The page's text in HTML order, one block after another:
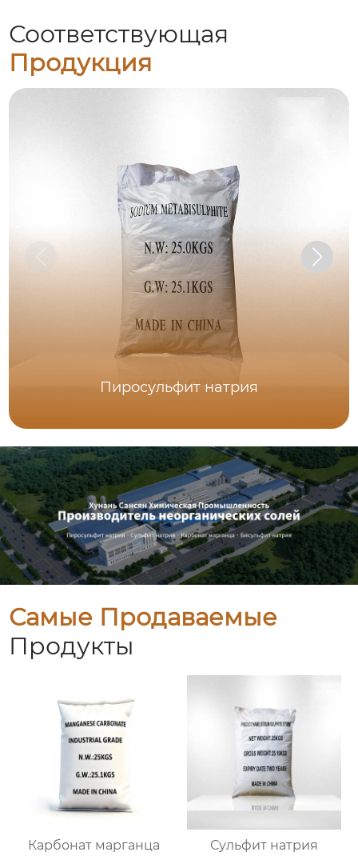
Соответствующая
Продукция
Пиросульфит натрия
Самые Продаваемые
Продукты
Карбонат марганца Сульфит натрия